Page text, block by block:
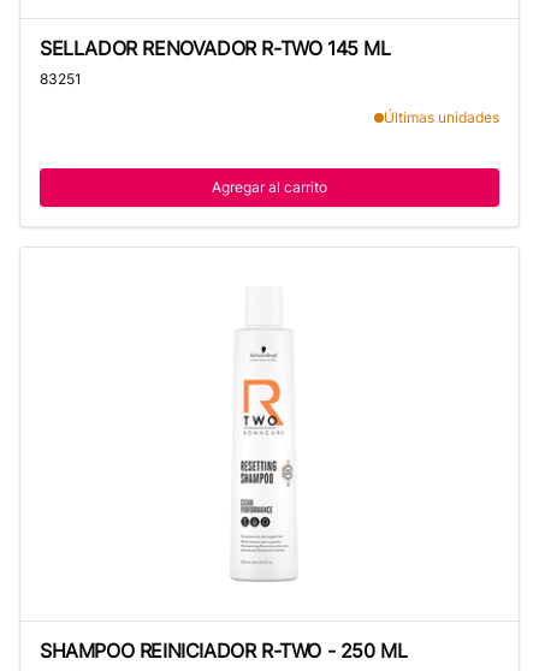
SELLADOR RENOVADOR R-TWO 145 ML
83251
Últimas unidades
Agregar al carrito
SHAMPOO REINICIADOR R-TWO - 250 ML